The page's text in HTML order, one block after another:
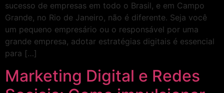
sucesso de empresas em todo o Brasil, e em Campo
Grande, no Rio de Janeiro, não é diferente. Seja você
um pequeno empresário ou o responsável por uma
grande empresa, adotar estratégias digitais é essencial
para […]
Marketing Digital e Redes